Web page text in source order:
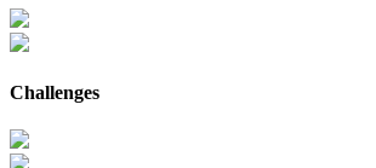
Challenges